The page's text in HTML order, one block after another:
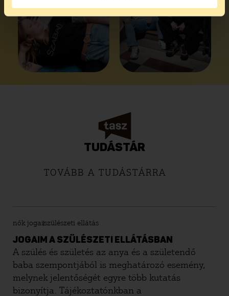
TUDÁSTÁR
TOVÁBB A TUDÁSTÁRRA
nők jogaiszülészeti ellátás
JOGAIM A SZÜLÉSZETI ELLÁTÁSBAN
A szülés és születés az anya és a születendő
baba szempontjából is meghatározó esemény,
melynek jelentőségét egyre több kutatás
bizonyítja. Tájékoztatónkban a